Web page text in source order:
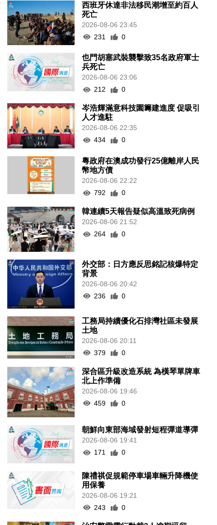
西班牙休達非法移民潮增至約百人
死亡
2026-08-06 23:45
231
0
也門胡塞武裝襲擊致35名政府軍士
兵死亡
2026-08-06 23:06
212
0
岑浩輝滿意科技園籌建進度 促吸引
人才進駐
2026-08-06 22:35
434
0
粵政府在澳成功發行25億離岸人民
幣地方債
2026-08-06 22:22
792
0
韓連續5天報告疑似高溫致死病例
2026-08-06 21:52
264
0
外交部：日方應反思銘記核爆特定
背景
2026-08-06 20:42
236
0
工務局持續優化石排灣社區未發展
土地
2026-08-06 20:11
379
0
深合區升級改造系統 為橫琴單牌車
北上作準備
2026-08-06 19:46
459
0
朝鮮向東部海域發射短程彈道導彈
2026-08-06 19:41
171
0
陳禮祺促規範停車場車輛升降機使
用保養
2026-08-06 19:21
243
0